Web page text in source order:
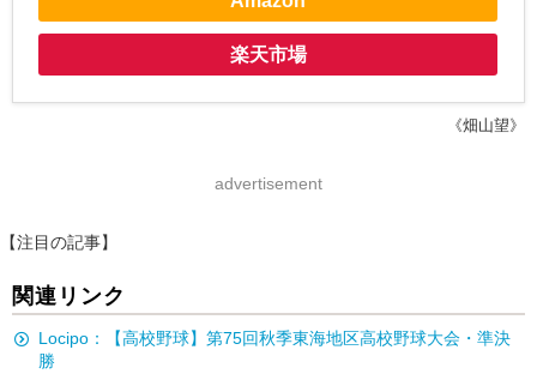
楽天市場
《畑山望》
advertisement
【注目の記事】
関連リンク
Locipo：【高校野球】第75回秋季東海地区高校野球大会・準決
勝